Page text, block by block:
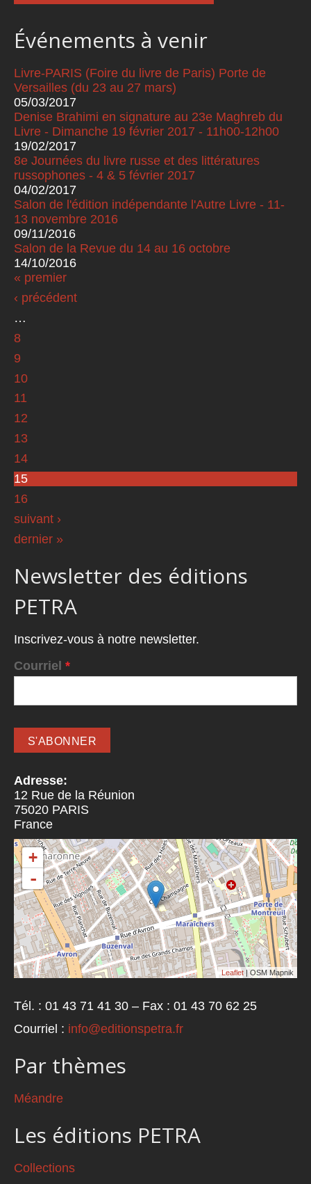
Événements à venir
Livre-PARIS (Foire du livre de Paris) Porte de
Versailles (du 23 au 27 mars)
05/03/2017
Denise Brahimi en signature au 23e Maghreb du
Livre - Dimanche 19 février 2017 - 11h00-12h00
19/02/2017
8e Journées du livre russe et des littératures
russophones - 4 & 5 février 2017
04/02/2017
Salon de l'édition indépendante l'Autre Livre - 11-
13 novembre 2016
09/11/2016
Salon de la Revue du 14 au 16 octobre
14/10/2016
Pages
« premier
‹ précédent
…
8
9
10
11
12
13
14
15
16
suivant ›
dernier »
Newsletter des éditions
PETRA
Inscrivez-vous à notre newsletter.
Courriel *
Adresse:
12 Rue de la Réunion
75020 PARIS
France
+
-
Leaflet | OSM Mapnik
Tél. : 01 43 71 41 30 – Fax : 01 43 70 62 25
Courriel : info@editionspetra.fr
Par thèmes
Méandre
Les éditions PETRA
Collections